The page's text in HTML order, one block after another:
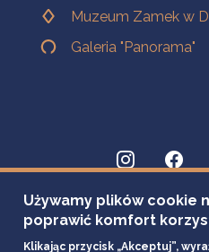
Muzeum Zamek w
Galeria "Panorama"
Używamy plików cookie
poprawić komfort
Klikając przycisk „Akceptuj”,